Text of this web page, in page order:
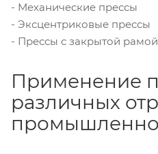
- Механические прессы
- Эксцентриковые прессы
- Прессы с закрытой рамой
Применение
различных